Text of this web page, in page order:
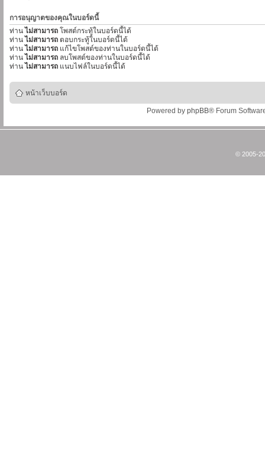
การอนุญาตของคุณในบอร์ดนี้
ท่าน ไม่สามารถ โพสต์กระทู้ในบอร์ดนี้ได้
ท่าน ไม่สามารถ ตอบกระทู้ในบอร์ดนี้ได้
ท่าน ไม่สามารถ แก้ไขโพสต์ของท่านในบอร์ดนี้ได้
ท่าน ไม่สามารถ ลบโพสต์ของท่านในบอร์ดนี้ได้
ท่าน ไม่สามารถ แนบไฟล์ในบอร์ดนี้ได้
หน้าเว็บบอร์ด
Powered by phpBB® Forum
© 2005-